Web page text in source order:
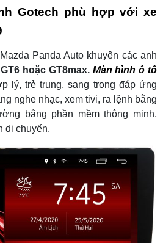
Gotech phù hợp với xe
Panda Auto khuyên các anh
GT6 hoặc GT8max. Màn hình ô tô
lý, trẻ trung, sang trọng đáp ứng
nghe nhạc, xem tivi, ra lệnh bằng
bằng phần mềm thông minh,
di chuyển.